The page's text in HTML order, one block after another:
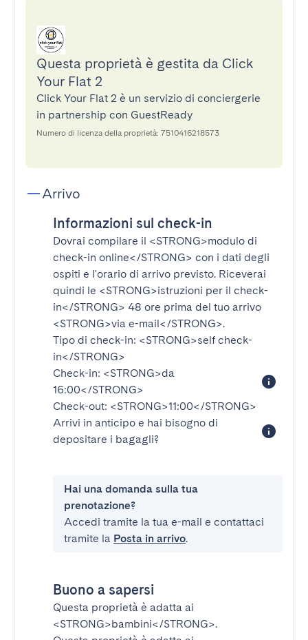
Questa proprietà è gestita da Click
Your Flat 2
Click Your Flat 2 è un servizio di conciergerie
in partnership con GuestReady
Numero di licenza della proprietà: 7510416218573
Arrivo
Informazioni sul check-in
Dovrai compilare il <STRONG>modulo di
check-in online</STRONG> con i dati degli
ospiti e l'orario di arrivo previsto. Riceverai
quindi le <STRONG>istruzioni per il check-
in</STRONG> 48 ore prima del tuo arrivo
<STRONG>via e-mail</STRONG>.
Tipo di check-in: <STRONG>self check-
in</STRONG>
Check-in: <STRONG>da
16:00</STRONG>
Check-out: <STRONG>11:00</STRONG>
Arrivi in anticipo e hai bisogno di
depositare i bagagli?
Hai una domanda sulla tua
prenotazione?
Accedi tramite la tua e-mail e contattaci
tramite la Posta in arrivo.
Buono a sapersi
Questa proprietà è adatta ai
<STRONG>bambini</STRONG>.